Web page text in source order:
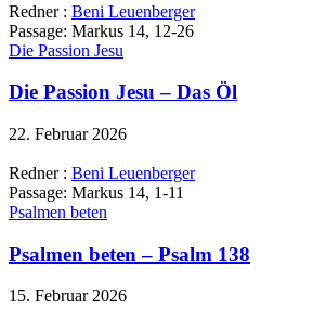
Redner : Beni Leuenberger
Passage: Markus 14, 12-26
Die Passion Jesu
Die Passion Jesu – Das Öl
22. Februar 2026
Redner : Beni Leuenberger
Passage: Markus 14, 1-11
Psalmen beten
Psalmen beten – Psalm 138
15. Februar 2026